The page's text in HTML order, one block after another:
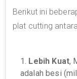
Berikut ini
plat cutting
1. Lebih Kuat,
adalah besi